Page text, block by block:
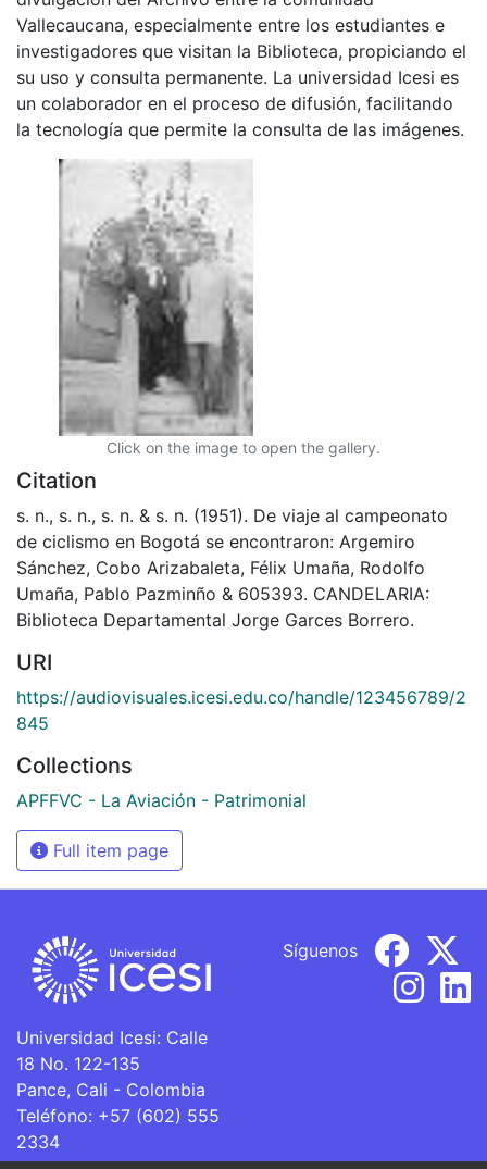
Vallecaucana, especialmente entre los estudiantes e
investigadores que visitan la Biblioteca, propiciando el
su uso y consulta permanente. La universidad Icesi es
un colaborador en el proceso de difusión, facilitando
la tecnología que permite la consulta de las imágenes.
Click on the image to open the gallery.
Citation
s. n., s. n., s. n. & s. n. (1951). De viaje al campeonato
de ciclismo en Bogotá se encontraron: Argemiro
Sánchez, Cobo Arizabaleta, Félix Umaña, Rodolfo
Umaña, Pablo Pazminño & 605393. CANDELARIA:
Biblioteca Departamental Jorge Garces Borrero.
URI
https://audiovisuales.icesi.edu.co/handle/123456789/2
845
Collections
APFFVC - La Aviación - Patrimonial
Full item page
Universidad Icesi: Calle
18 No. 122-135
Pance, Cali - Colombia
Teléfono: +57 (602) 555
2334
Síguenos